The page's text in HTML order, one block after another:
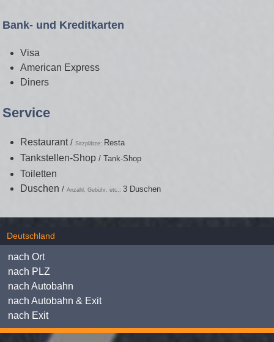
Bank- und Kreditkarten
Visa
American Express
Diners
Service
Restaurant/Sitzplätze: Resta
Tankstellen-Shop/Tank-Shop
Toiletten
Duschen/Anzahl, Gebühr, etc.:3 Duschen
Deutschland
nach Ort
nach PLZ
nach Autobahn
nach Autobahn & Exit
nach Exit